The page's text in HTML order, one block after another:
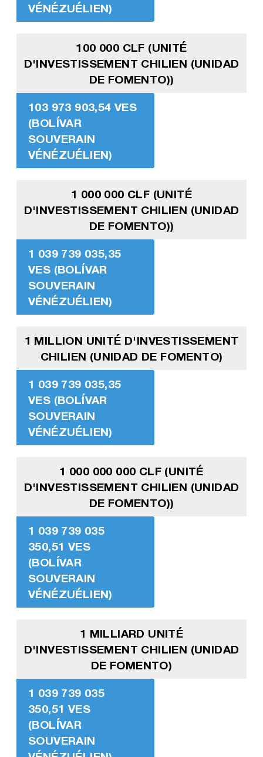
VÉNÉZUÉLIEN)
100 000 CLF (UNITÉ
D'INVESTISSEMENT CHILIEN (UNIDAD
DE FOMENTO))
103 973 903,54 VES
(BOLÍVAR
SOUVERAIN
VÉNÉZUÉLIEN)
1 000 000 CLF (UNITÉ
D'INVESTISSEMENT CHILIEN (UNIDAD
DE FOMENTO))
1 039 739 035,35
VES (BOLÍVAR
SOUVERAIN
VÉNÉZUÉLIEN)
1 MILLION UNITÉ D'INVESTISSEMENT
CHILIEN (UNIDAD DE FOMENTO)
1 039 739 035,35
VES (BOLÍVAR
SOUVERAIN
VÉNÉZUÉLIEN)
1 000 000 000 CLF (UNITÉ
D'INVESTISSEMENT CHILIEN (UNIDAD
DE FOMENTO))
1 039 739 035
350,51 VES
(BOLÍVAR
SOUVERAIN
VÉNÉZUÉLIEN)
1 MILLIARD UNITÉ
D'INVESTISSEMENT CHILIEN (UNIDAD
DE FOMENTO)
1 039 739 035
350,51 VES
(BOLÍVAR
SOUVERAIN